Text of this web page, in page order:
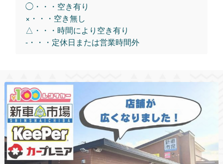
◯・・・空き有り
×・・・空き無し
△・・・時間により空き有り
-・・・定休日または営業時間外